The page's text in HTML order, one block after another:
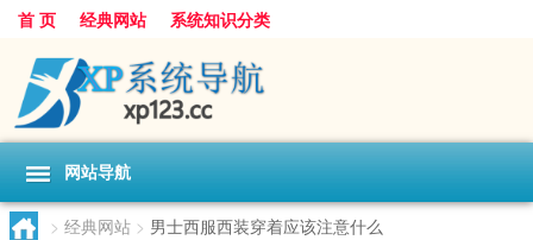
首 页 经典网站 系统知识分类
网站导航
> 经典网站 > 男士西服西装穿着应该注意什么